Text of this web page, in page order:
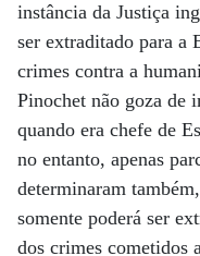
instância da Justiça
ser extraditado para a
crimes contra a
Pinochet não goza de
quando era chefe de
no entanto, apenas
determinaram
somente poderá ser
dos crimes cometidos